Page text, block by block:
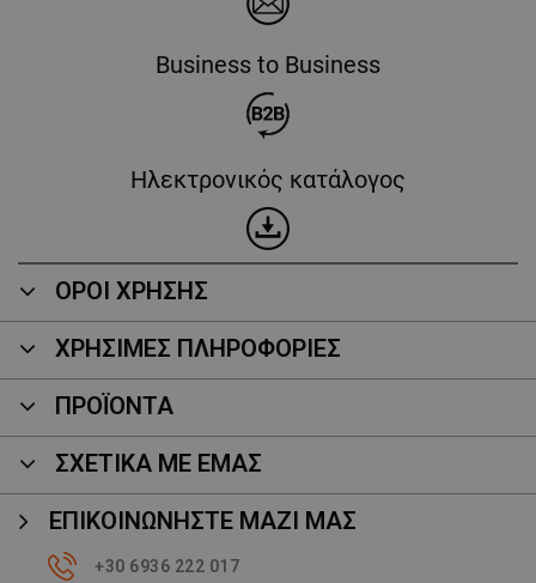
Business to Business
Ηλεκτρονικός κατάλογος
ΟΡΟΙ ΧΡΗΣΗΣ
ΧΡΗΣΙΜΕΣ ΠΛΗΡΟΦΟΡΙΕΣ
ΠΡΟΪΌΝΤΑ
ΣΧΕΤΙΚΑ ΜΕ ΕΜΑΣ
ΕΠΙΚΟΙΝΩΝΉΣΤΕ ΜΑΖΊ ΜΑΣ
+30 6936 222 017